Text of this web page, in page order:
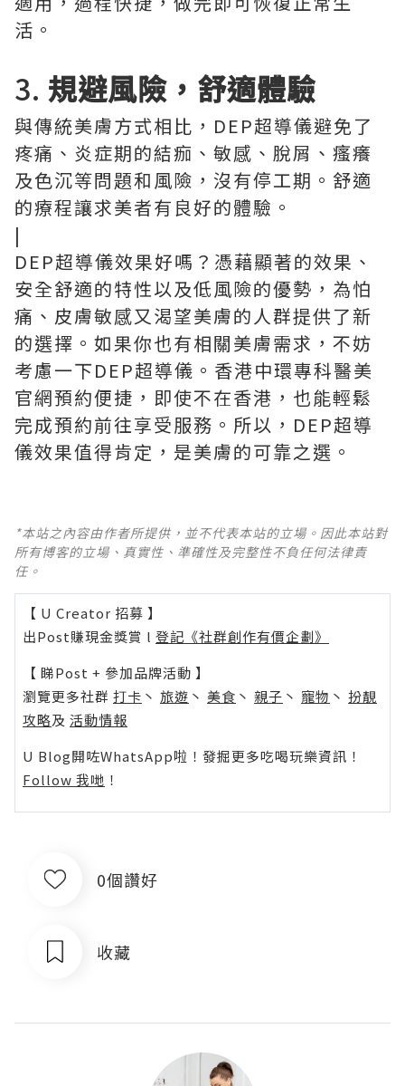
活。
3. 規避風險，舒適體驗
與傳統美膚方式相比，DEP超導儀避免了
疼痛、炎症期的結痂、敏感、脫屑、瘙癢
及色沉等問題和風險，沒有停工期。舒適
的療程讓求美者有良好的體驗。
|
DEP超導儀效果好嗎？憑藉顯著的效果、
安全舒適的特性以及低風險的優勢，為怕
痛、皮膚敏感又渴望美膚的人群提供了新
的選擇。如果你也有相關美膚需求，不妨
考慮一下DEP超導儀。香港中環專科醫美
官網預約便捷，即使不在香港，也能輕鬆
完成預約前往享受服務。所以，DEP超導
儀效果值得肯定，是美膚的可靠之選。
*本站之內容由作者所提供，並不代表本站的立場。因此本站對
所有博客的立場、真實性、準確性及完整性不負任何法律責
任。
【 U Creator 招募 】
出Post賺現金獎賞 l 登記《社群創作有價企劃》
【 睇Post + 參加品牌活動 】
瀏覽更多社群 打卡 丶 旅遊 丶 美食 丶 親子 丶 寵物 丶 扮靚
攻略及 活動情報
U Blog開咗WhatsApp啦！發掘更多吃喝玩樂資訊！
Follow 我哋 ！
0個讚好
收藏